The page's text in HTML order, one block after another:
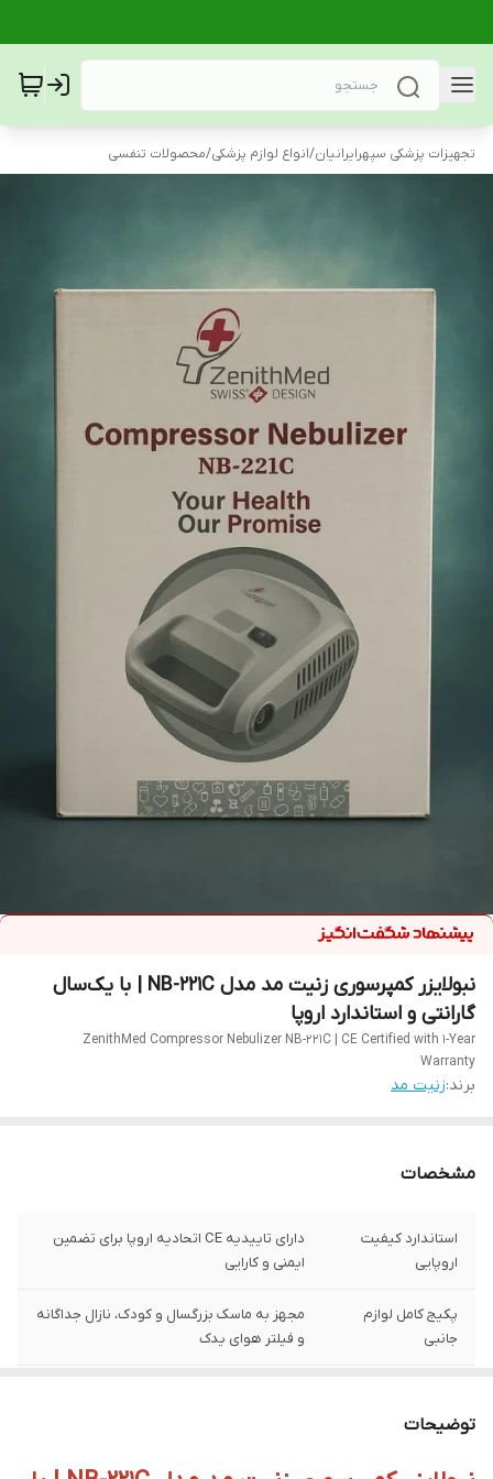
تجهیزات پزشکی سپهرایرانیان/انواع لوازم پزشکی/محصولات تنفسی
نبولایزر کمپرسوری زنیت مد مدل NB-221C | با یک‌سال
گارانتی و استاندارد اروپا
ZenithMed Compressor Nebulizer NB-221C | CE Certified with 1-Year
Warranty
برند:زنیت مد
مشخصات
استاندارد کیفیت
اروپایی
دارای تاییدیه CE اتحادیه اروپا برای تضمین
ایمنی و کارایی
پکیج کامل لوازم
جانبی
مجهز به ماسک بزرگسال و کودک، نازال جداگانه
و فیلتر هوای یدک
معتبر
کارکرد بی‌صدا و
مناسب استفاده خانگی، بیمارستانی و کلینیکی
توضیحات